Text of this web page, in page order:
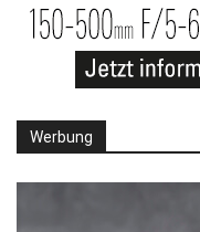
Werbung